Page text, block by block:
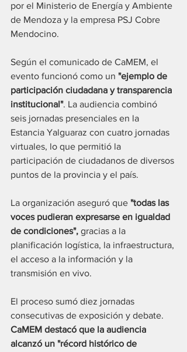
por el Ministerio de Energía y Ambiente
de Mendoza y la empresa PSJ Cobre
Mendocino.
Según el comunicado de CaMEM, el
evento funcionó como un "ejemplo de
participación ciudadana y transparencia
institucional". La audiencia combinó
seis jornadas presenciales en la
Estancia Yalguaraz con cuatro jornadas
virtuales, lo que permitió la
participación de ciudadanos de diversos
puntos de la provincia y el país.
La organización aseguró que "todas las
voces pudieran expresarse en igualdad
de condiciones", gracias a la
planificación logística, la infraestructura,
el acceso a la información y la
transmisión en vivo.
El proceso sumó diez jornadas
consecutivas de exposición y debate.
CaMEM destacó que la audiencia
alcanzó un "récord histórico de